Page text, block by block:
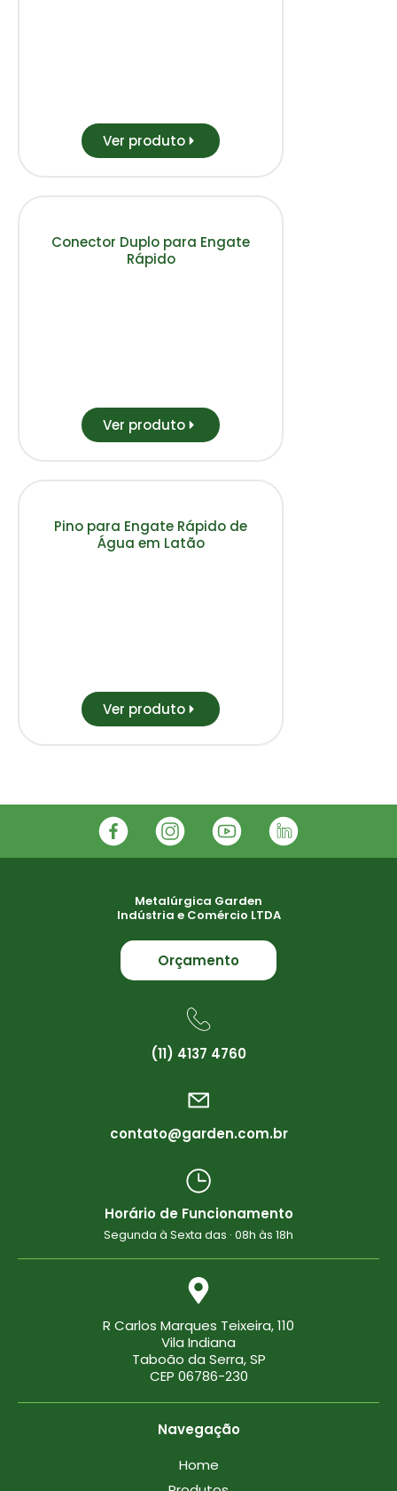
Ver produto
Conector Duplo para Engate
Rápido
Ver produto
Pino para Engate Rápido de
Água em Latão
Ver produto
Metalúrgica Garden
Indústria e Comércio LTDA
Orçamento
(11) 4137 4760
contato@garden.com.br
Horário de Funcionamento
Segunda à Sexta das · 08h às 18h
R Carlos Marques Teixeira, 110
Vila Indiana
Taboão da Serra, SP
CEP 06786-230
Navegação
Home